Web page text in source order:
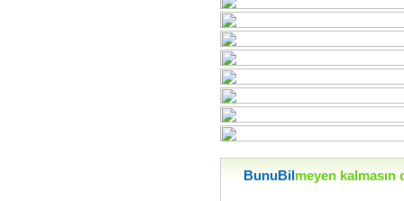
BunuBil meyen kalmasın